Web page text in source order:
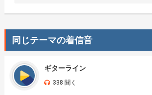
同じテーマの着信音
ギターライン
338 聞く